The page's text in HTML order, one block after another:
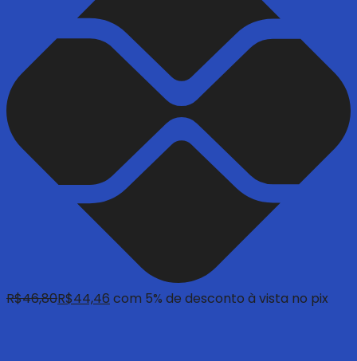
R$46,80R$44,46 com 5% de desconto à vista no pix